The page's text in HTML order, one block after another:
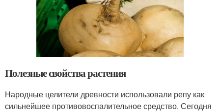
Полезные свойства растения
Народные целители древности использовали репу как
сильнейшее противовоспалительное средство. Сегодня